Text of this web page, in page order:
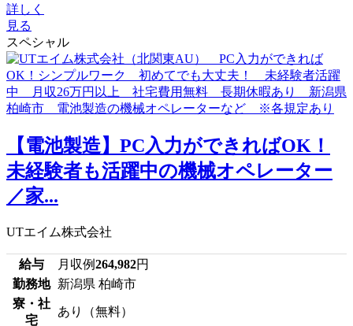
詳しく
見る
スペシャル
【電池製造】PC入力ができればOK！
未経験者も活躍中の機械オペレーター
／家...
UTエイム株式会社
給与 月収例264,982円
勤務地 新潟県 柏崎市
寮・社
宅
あり（無料）